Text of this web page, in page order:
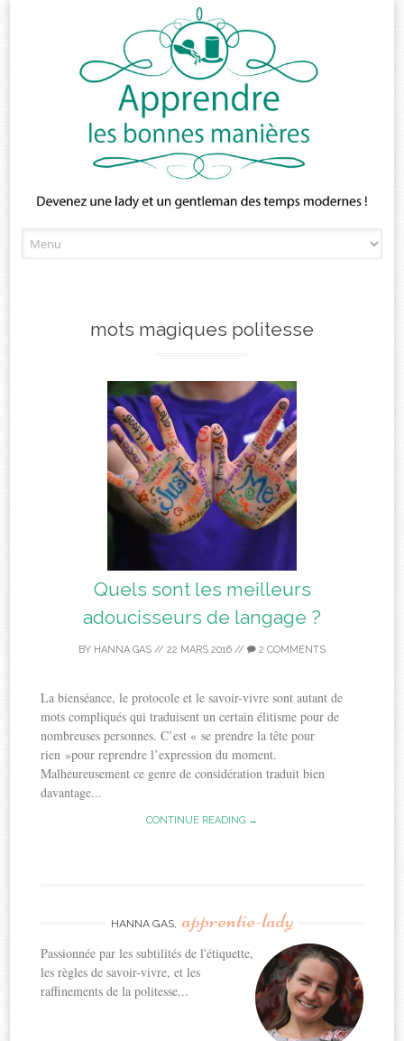
to
mots magiques politesse
Quels sont les meilleurs
adoucisseurs de langage ?
BY HANNA GAS // 22 MARS 2016 // 2 COMMENTS
La bienséance, le protocole et le savoir-vivre sont autant de
mots compliqués qui traduisent un certain élitisme pour de
nombreuses personnes. C’est « se prendre la tête pour
rien »pour reprendre l’expression du moment.
Malheureusement ce genre de considération traduit bien
davantage...
CONTINUE READING →
HANNA GAS, apprentie-lady
Passionnée par les subtilités de l'étiquette,
les règles de savoir-vivre, et les
raffinements de la politesse...